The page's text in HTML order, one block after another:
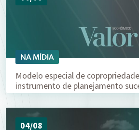
NA MÍDIA
Modelo especial de
instrumento de planejamento
04/08